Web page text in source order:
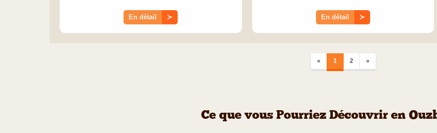
En détail ≻ En détail ≻
«PREVIOUS
1 2 »NEXT
Ce que vous Pourriez Découvrir en